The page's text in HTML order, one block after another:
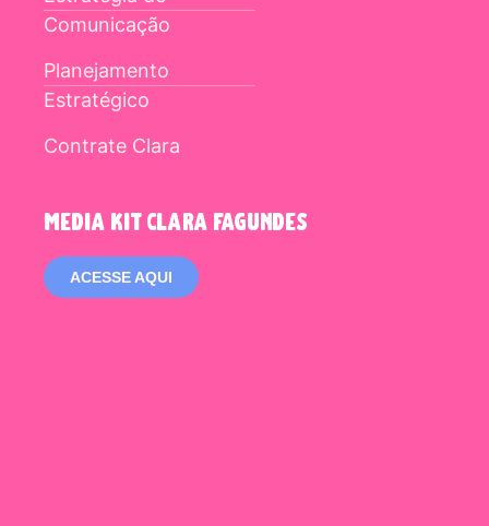
Comunicação
Planejamento
Estratégico
Contrate Clara
media kit clara fagundes
ACESSE AQUI